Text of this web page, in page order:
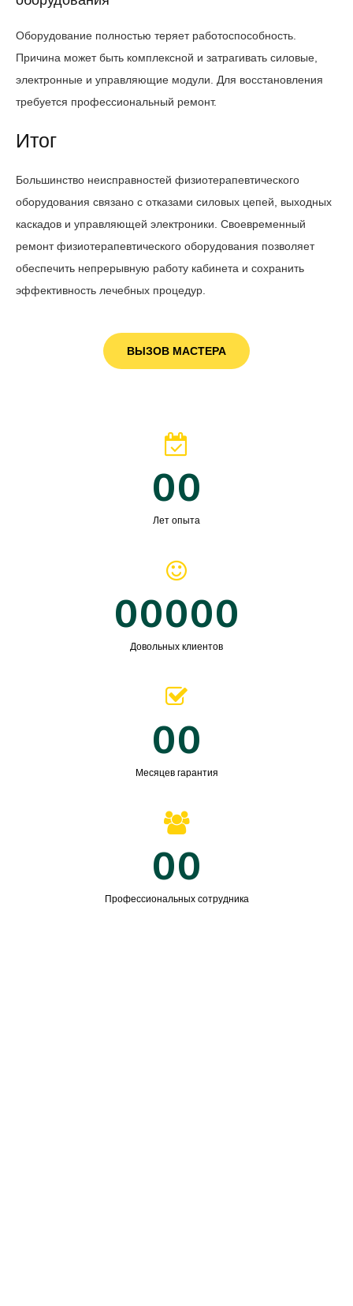
Оборудование полностью теряет работоспособность.
Причина может быть комплексной и затрагивать силовые,
электронные и управляющие модули. Для восстановления
требуется профессиональный ремонт.
Итог
Большинство неисправностей физиотерапевтического
оборудования связано с отказами силовых цепей, выходных
каскадов и управляющей электроники. Своевременный
ремонт физиотерапевтического оборудования позволяет
обеспечить непрерывную работу кабинета и сохранить
эффективность лечебных процедур.
ВЫЗОВ МАСТЕРА
00
Лет опыта
00000
Довольных клиентов
00
Месяцев гарантия
00
Профессиональных сотрудника